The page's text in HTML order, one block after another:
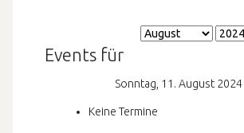
Events für
Sonntag, 11. August 2024
Keine Termine